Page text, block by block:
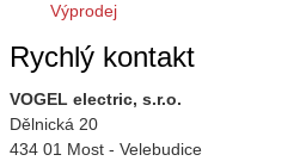
Výprodej
Rychlý kontakt
VOGEL electric, s.r.o.
Dělnická 20
434 01 Most - Velebudice